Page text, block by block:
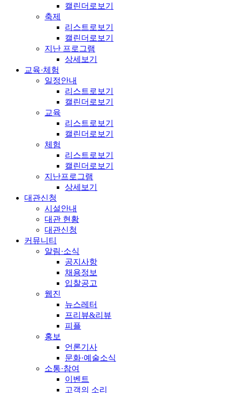
캘린더로보기
축제
리스트로보기
캘린더로보기
지난 프로그램
상세보기
교육·체험
일정안내
리스트로보기
캘린더로보기
교육
리스트로보기
캘린더로보기
체험
리스트로보기
캘린더로보기
지난프로그램
상세보기
대관신청
시설안내
대관 현황
대관신청
커뮤니티
알림·소식
공지사항
채용정보
입찰공고
웹진
뉴스레터
프리뷰&리뷰
피플
홍보
언론기사
문화·예술소식
소통·참여
이벤트
고객의 소리